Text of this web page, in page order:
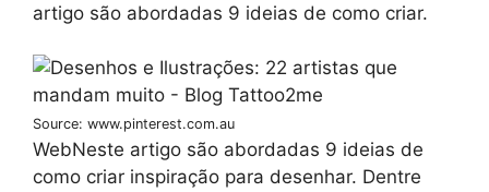
artigo são abordadas 9 ideias de como criar.
Source: www.pinterest.com.au
WebNeste artigo são abordadas 9 ideias de
como criar inspiração para desenhar. Dentre